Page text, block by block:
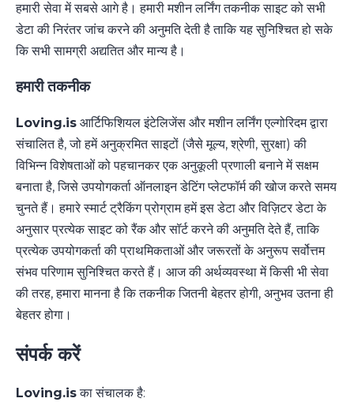
हमारी सेवा में सबसे आगे है। हमारी मशीन लर्निंग तकनीक साइट को सभी
डेटा की निरंतर जांच करने की अनुमति देती है ताकि यह सुनिश्चित हो सके
कि सभी सामग्री अद्यतित और मान्य है।
हमारी तकनीक
Loving.is आर्टिफिशियल इंटेलिजेंस और मशीन लर्निंग एल्गोरिदम द्वारा
संचालित है, जो हमें अनुक्रमित साइटों (जैसे मूल्य, श्रेणी, सुरक्षा) की
विभिन्न विशेषताओं को पहचानकर एक अनुकूली प्रणाली बनाने में सक्षम
बनाता है, जिसे उपयोगकर्ता ऑनलाइन डेटिंग प्लेटफॉर्म की खोज करते समय
चुनते हैं। हमारे स्मार्ट ट्रैकिंग प्रोग्राम हमें इस डेटा और विज़िटर डेटा के
अनुसार प्रत्येक साइट को रैंक और सॉर्ट करने की अनुमति देते हैं, ताकि
प्रत्येक उपयोगकर्ता की प्राथमिकताओं और जरूरतों के अनुरूप सर्वोत्तम
संभव परिणाम सुनिश्चित करते हैं। आज की अर्थव्यवस्था में किसी भी सेवा
की तरह, हमारा मानना ​​है कि तकनीक जितनी बेहतर होगी, अनुभव उतना ही
बेहतर होगा।
संपर्क करें
Loving.isका संचालक है: